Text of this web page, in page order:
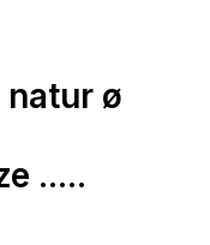
ø
.....